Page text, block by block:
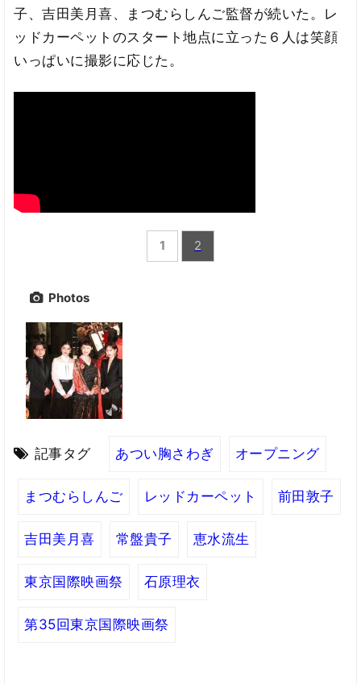
子、吉田美月喜、まつむらしんご監督が続いた。レ
ッドカーペットのスタート地点に立った６人は笑顔
いっぱいに撮影に応じた。
1 2
Photos
記事タグ あつい胸さわぎ オープニング
まつむらしんご レッドカーペット 前田敦子
吉田美月喜 常盤貴子 恵水流生
東京国際映画祭 石原理衣
第35回東京国際映画祭